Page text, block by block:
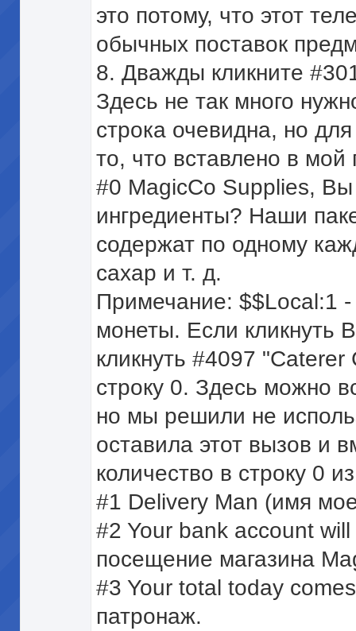
это потому, что этот
обычных поставок
8. Дважды кликните
Здесь не так много
строка очевидна, но
то, что вставлено в мой
#0 MagicCo Supplies, Вы
ингредиенты? Наши
содержат по одному
сахар и т. д.
Примечание: $$Local:1 -
монеты. Если кликнуть
кликнуть #4097
строку 0. Здесь можно
но мы решили не
оставила этот вызов и
количество в строку 0
#1 Delivery Man (имя
#2 Your bank account
посещение магазина
#3 Your total today
патронаж.